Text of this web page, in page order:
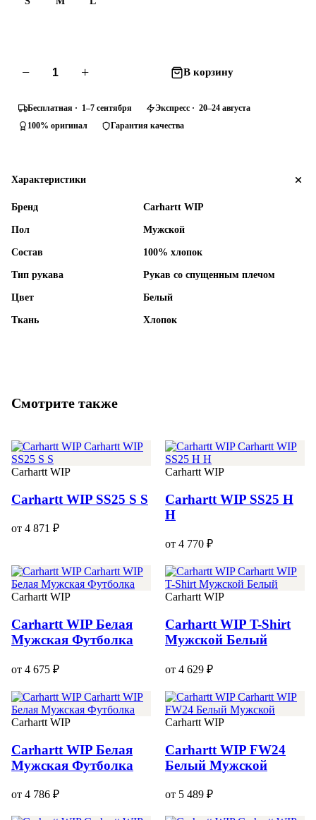
− + В корзину
Бесплатная · 1–7 сентября
Экспресс · 20–24 августа
100% оригинал
Гарантия качества
Характеристики
Бренд Carhartt WIP
Пол Мужской
Состав 100% хлопок
Тип рукава Рукав со спущенным плечом
Цвет Белый
Ткань Хлопок
Смотрите также
Carhartt WIP
Carhartt WIP SS25 S S
от 4 871 ₽
Carhartt WIP
Carhartt WIP SS25 H
H
от 4 770 ₽
Carhartt WIP
Carhartt WIP Белая
Мужская Футболка
от 4 675 ₽
Carhartt WIP
Carhartt WIP T-Shirt
Мужской Белый
от 4 629 ₽
Carhartt WIP
Carhartt WIP Белая
Мужская Футболка
от 4 786 ₽
Carhartt WIP
Carhartt WIP FW24
Белый Мужской
от 5 489 ₽